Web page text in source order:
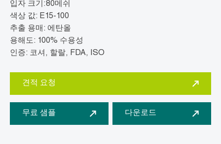
입자 크기:80메쉬
색상 값: E15-100
추출 용매: 에탄올
용해도: 100% 수용성
인증: 코셔, 할랄, FDA, ISO
견적 요청
무료 샘플 다운로드